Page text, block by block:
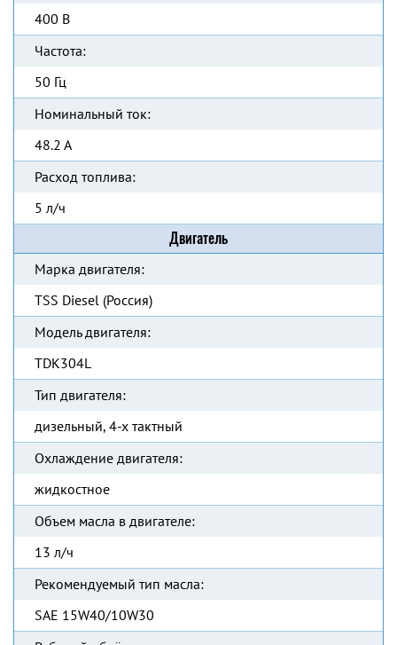
400 В
Частота:
50 Гц
Номинальный ток:
48.2 А
Расход топлива:
5 л/ч
Двигатель
Марка двигателя:
TSS Diesel (Россия)
Модель двигателя:
TDК304L
Тип двигателя:
дизельный, 4-х тактный
Охлаждение двигателя:
жидкостное
Объем масла в двигателе:
13 л/ч
Рекомендуемый тип масла:
SAE 15W40/10W30